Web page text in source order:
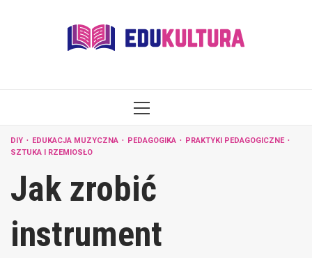
PRIMARY
DIY EDUKACJA MUZYCZNA PEDAGOGIKA
PRAKTYKI PEDAGOGICZNE
SZTUKA I RZEMIOSŁO
Jak zrobić
instrument